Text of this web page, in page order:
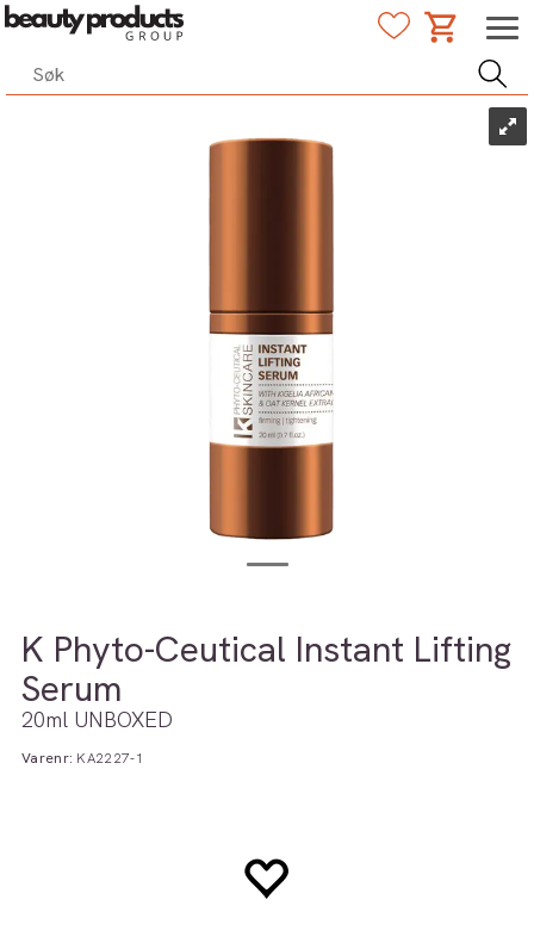
K Phyto-Ceutical Instant Lifting
Serum
20ml UNBOXED
Varenr: KA2227-1